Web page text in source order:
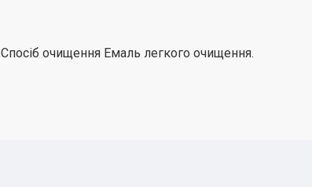
очищення Емаль легкого очищення.